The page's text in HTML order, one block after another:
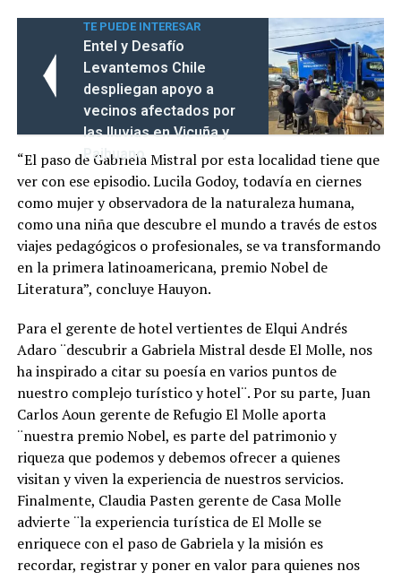
TE PUEDE INTERESAR
Entel y Desafío
Levantemos Chile
despliegan apoyo a
vecinos afectados por
las lluvias en Vicuña y
Paihuano
“El paso de Gabriela Mistral por esta localidad tiene que
ver con ese episodio. Lucila Godoy, todavía en ciernes
como mujer y observadora de la naturaleza humana,
como una niña que descubre el mundo a través de estos
viajes pedagógicos o profesionales, se va transformando
en la primera latinoamericana, premio Nobel de
Literatura”, concluye Hauyon.
Para el gerente de hotel vertientes de Elqui Andrés
Adaro ¨descubrir a Gabriela Mistral desde El Molle, nos
ha inspirado a citar su poesía en varios puntos de
nuestro complejo turístico y hotel¨. Por su parte, Juan
Carlos Aoun gerente de Refugio El Molle aporta
¨nuestra premio Nobel, es parte del patrimonio y
riqueza que podemos y debemos ofrecer a quienes
visitan y viven la experiencia de nuestros servicios.
Finalmente, Claudia Pasten gerente de Casa Molle
advierte ¨la experiencia turística de El Molle se
enriquece con el paso de Gabriela y la misión es
recordar, registrar y poner en valor para quienes nos